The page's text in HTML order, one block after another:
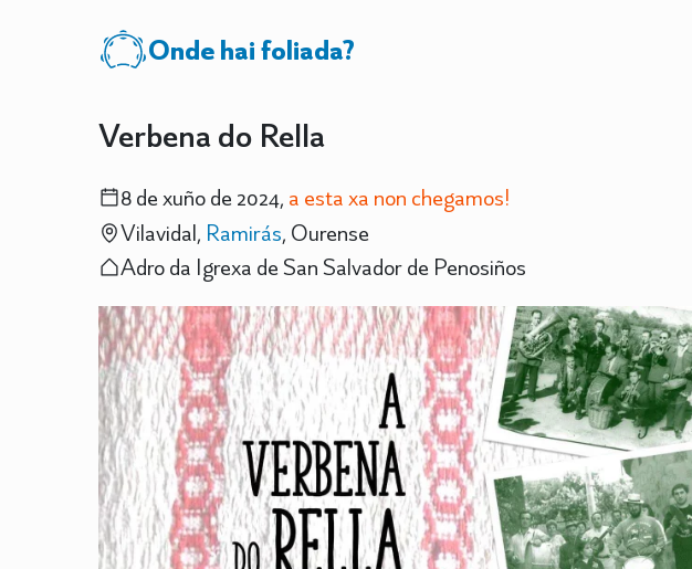
Onde hai foliada?
Verbena do Rella
8 de xuño de 2024, a esta xa non chegamos!
Vilavidal, Ramirás, Ourense
Adro da Igrexa de San Salvador de Penosiños